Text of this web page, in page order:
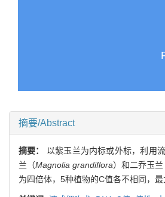
摘要/Abstract
摘要： 以紫玉兰为内标或外标，利用
兰（Magnolia grandiflora）和二乔玉兰
为四倍体，5种植物的C值各不相同，